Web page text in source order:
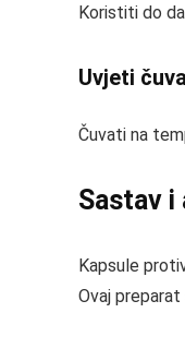
Koristiti do
Uvjeti
Čuvati na
Sastav
Kapsule
Ovaj